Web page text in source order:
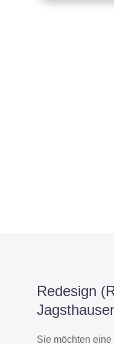
Redesign
Sie möchten